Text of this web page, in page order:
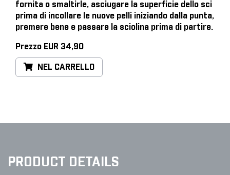
fornita o smaltirle, asciugare la superficie dello sci
prima di incollare le nuove pelli iniziando dalla punta,
premere bene e passare la sciolina prima di partire.
Prezzo EUR 34,90
NEL CARRELLO
PRODUCT DETAILS